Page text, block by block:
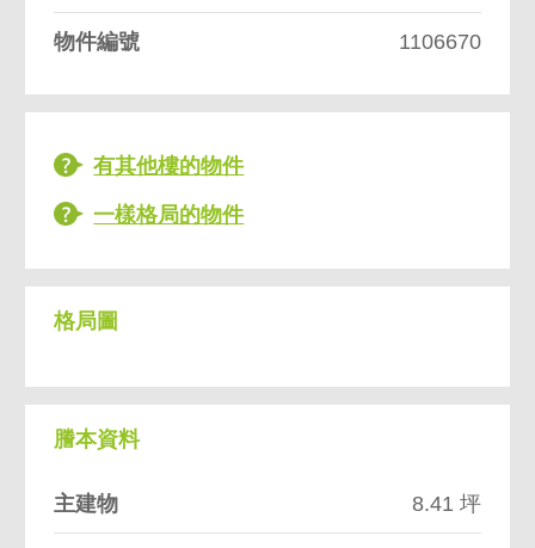
物件編號 1106670
有其他樓的物件
一樣格局的物件
格局圖
謄本資料
主建物 8.41 坪